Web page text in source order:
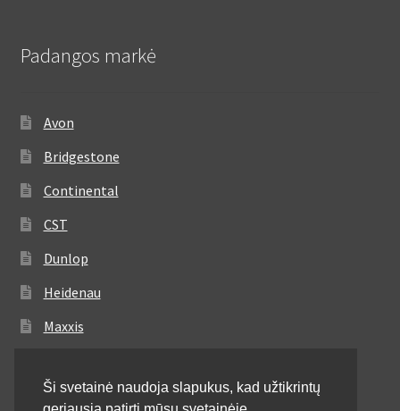
Padangos markė
Avon
Bridgestone
Continental
CST
Dunlop
Heidenau
Maxxis
Michelin
Ši svetainė naudoja slapukus, kad užtikrintų